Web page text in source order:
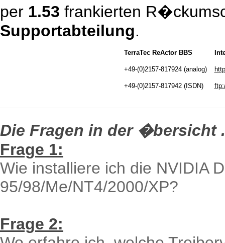
per 1.53 frankierten
Supportabteilung.
TerraTec ReActor BBS
+49-(0)2157-817924 (analog)
+49-(0)2157-817942 (ISDN)
Die Fragen in der �bersicht
Frage 1:
Wie installiere ich die NVIDIA
95/98/Me/NT4/2000/XP?
Frage 2: